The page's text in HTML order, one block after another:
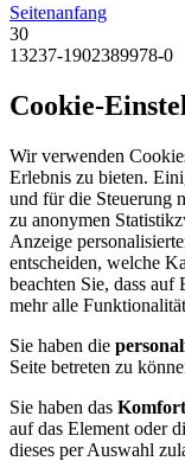
Seitenanfang
30
13237-1902389978-0
Cookie-
Wir verwenden
Erlebnis zu bieten.
und für die Steuerung
zu anonymen
Anzeige
entscheiden, welche
beachten Sie, dass
mehr alle
Sie haben die
Seite betreten zu
Sie haben das
auf das Element oder
dieses per Auswahl